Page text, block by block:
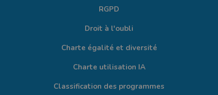
RGPD
Droit à l'oubli
Charte égalité et diversité
Charte utilisation IA
Classification des programmes